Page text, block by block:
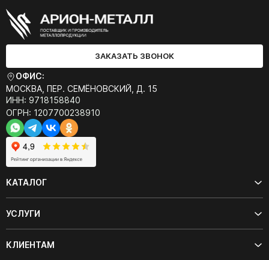
ЗАКАЗАТЬ ЗВОНОК
ОФИС:
МОСКВА, ПЕР. СЕМЁНОВСКИЙ, Д. 15
ИНН: 9718158840
ОГРН: 1207700238910
КАТАЛОГ
УСЛУГИ
КЛИЕНТАМ